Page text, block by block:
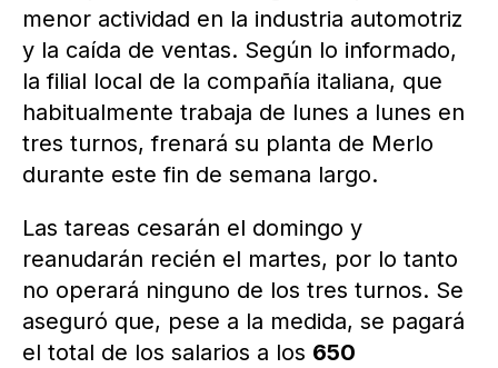
menor actividad en la industria automotriz
y la caída de ventas. Según lo informado,
la filial local de la compañía italiana, que
habitualmente trabaja de lunes a lunes en
tres turnos, frenará su planta de Merlo
durante este fin de semana largo.
Las tareas cesarán el domingo y
reanudarán recién el martes, por lo tanto
no operará ninguno de los tres turnos. Se
aseguró que, pese a la medida, se pagará
el total de los salarios a los 650